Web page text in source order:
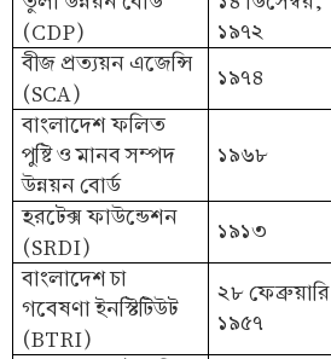
(CDP)
১৯৭২
বীজ প্রত্যয়ন এজেন্সি
(SCA)
১৯৭৪
বাংলাদেশ ফলিত
পুষ্টি ও মানব সম্পদ
উন্নয়ন বোর্ড
১৯৬৮
হরটেক্স ফাউন্ডেশন
(SRDI)
১৯১৩
বাংলাদেশ চা
গবেষণা ইনস্টিটিউট
(BTRI)
২৮ ফেব্রুয়ারি
১৯৫৭